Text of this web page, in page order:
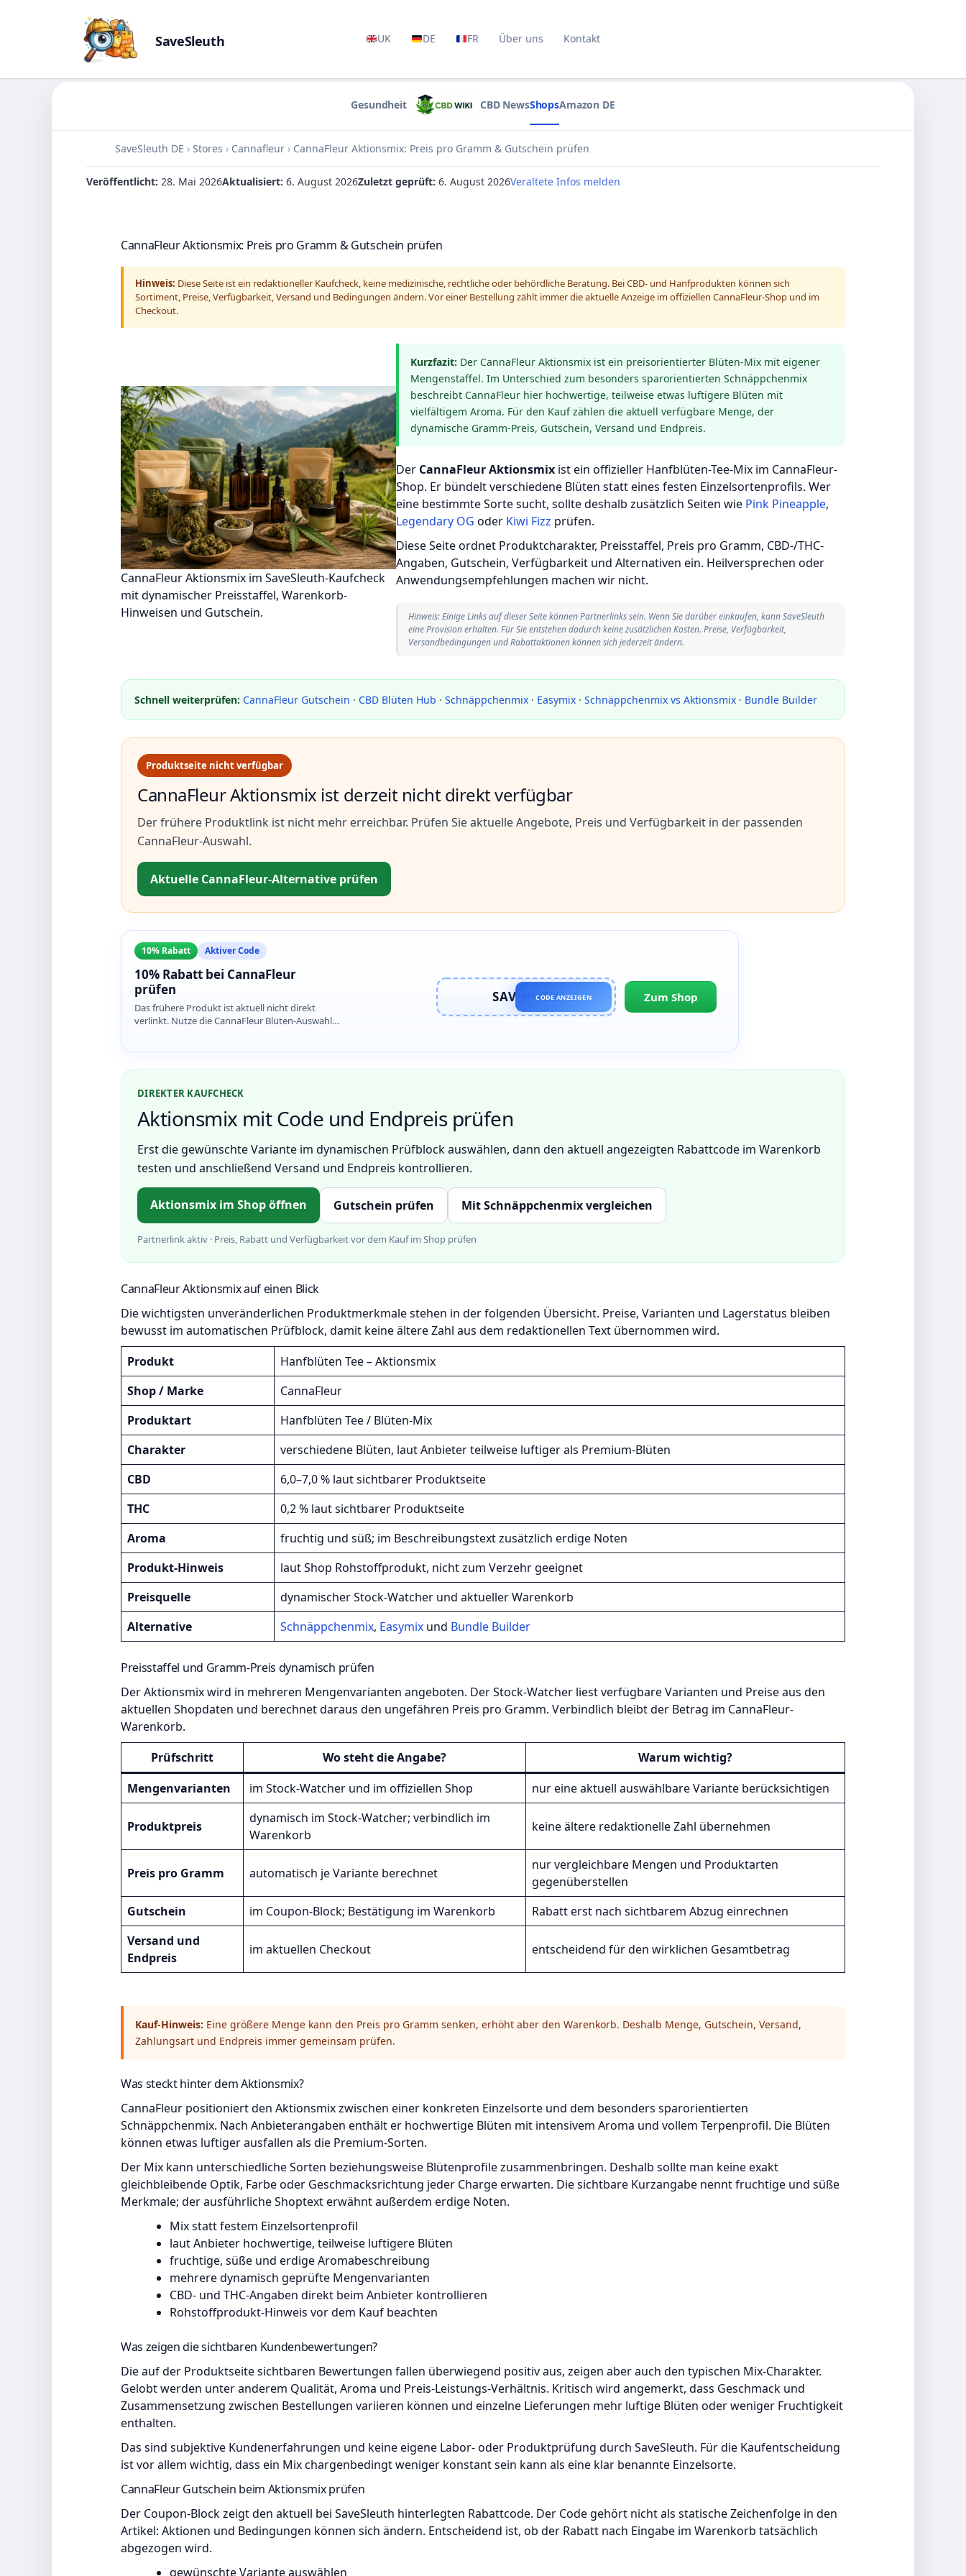
SaveSleuth UK DE FR Über uns Kontakt
GesundheitCBD Wiki CBD NewsShopsAmazon DE
SaveSleuth DE › Stores › Cannafleur › CannaFleur Aktionsmix: Preis pro Gramm & Gutschein prüfen
Veröffentlicht: 28. Mai 2026Aktualisiert: 6. August 2026Zuletzt geprüft: 6. August 2026Veraltete Infos melden
CannaFleur Aktionsmix: Preis pro Gramm & Gutschein prüfen
Hinweis: Diese Seite ist ein redaktioneller Kaufcheck, keine medizinische, rechtliche oder behördliche Beratung. Bei CBD- und Hanfprodukten können sich
Sortiment, Preise, Verfügbarkeit, Versand und Bedingungen ändern. Vor einer Bestellung zählt immer die aktuelle Anzeige im offiziellen CannaFleur-Shop und im
Checkout.
CannaFleur Aktionsmix im SaveSleuth-Kaufcheck
mit dynamischer Preisstaffel, Warenkorb-
Hinweisen und Gutschein.
Kurzfazit: Der CannaFleur Aktionsmix ist ein preisorientierter Blüten-Mix mit eigener
Mengenstaffel. Im Unterschied zum besonders sparorientierten Schnäppchenmix
beschreibt CannaFleur hier hochwertige, teilweise etwas luftigere Blüten mit
vielfältigem Aroma. Für den Kauf zählen die aktuell verfügbare Menge, der
dynamische Gramm-Preis, Gutschein, Versand und Endpreis.
Der CannaFleur Aktionsmix ist ein offizieller Hanfblüten-Tee-Mix im CannaFleur-
Shop. Er bündelt verschiedene Blüten statt eines festen Einzelsortenprofils. Wer
eine bestimmte Sorte sucht, sollte deshalb zusätzlich Seiten wie Pink Pineapple,
Legendary OG oder Kiwi Fizz prüfen.
Diese Seite ordnet Produktcharakter, Preisstaffel, Preis pro Gramm, CBD-/THC-
Angaben, Gutschein, Verfügbarkeit und Alternativen ein. Heilversprechen oder
Anwendungsempfehlungen machen wir nicht.
Hinweis: Einige Links auf dieser Seite können Partnerlinks sein. Wenn Sie darüber einkaufen, kann SaveSleuth
eine Provision erhalten. Für Sie entstehen dadurch keine zusätzlichen Kosten. Preise, Verfügbarkeit,
Versandbedingungen und Rabattaktionen können sich jederzeit ändern.
Schnell weiterprüfen: CannaFleur Gutschein · CBD Blüten Hub · Schnäppchenmix · Easymix · Schnäppchenmix vs Aktionsmix · Bundle Builder
Produktseite nicht verfügbar
CannaFleur Aktionsmix ist derzeit nicht direkt verfügbar
Der frühere Produktlink ist nicht mehr erreichbar. Prüfen Sie aktuelle Angebote, Preis und Verfügbarkeit in der passenden
CannaFleur-Auswahl.
Aktuelle CannaFleur-Alternative prüfen
10% Rabatt Aktiver Code
10% Rabatt bei CannaFleur
prüfen
Das frühere Produkt ist aktuell nicht direkt
verlinkt. Nutze die CannaFleur Blüten-Auswahl
SAV•••••THCODE ANZEIGEN Zum Shop
DIREKTER KAUFCHECK
Aktionsmix mit Code und Endpreis prüfen
Erst die gewünschte Variante im dynamischen Prüfblock auswählen, dann den aktuell angezeigten Rabattcode im Warenkorb
testen und anschließend Versand und Endpreis kontrollieren.
Aktionsmix im Shop öffnen Gutschein prüfen Mit Schnäppchenmix vergleichen
Partnerlink aktiv · Preis, Rabatt und Verfügbarkeit vor dem Kauf im Shop prüfen
CannaFleur Aktionsmix auf einen Blick
Die wichtigsten unveränderlichen Produktmerkmale stehen in der folgenden Übersicht. Preise, Varianten und Lagerstatus bleiben
bewusst im automatischen Prüfblock, damit keine ältere Zahl aus dem redaktionellen Text übernommen wird.
Produkt
Hanfblüten Tee – Aktionsmix
Shop / Marke
CannaFleur
Produktart
Hanfblüten Tee / Blüten-Mix
Charakter
verschiedene Blüten, laut Anbieter teilweise luftiger als Premium-Blüten
CBD
6,0–7,0 % laut sichtbarer Produktseite
THC
0,2 % laut sichtbarer Produktseite
Aroma
fruchtig und süß; im Beschreibungstext zusätzlich erdige Noten
Produkt-Hinweis
laut Shop Rohstoffprodukt, nicht zum Verzehr geeignet
Preisquelle
dynamischer Stock-Watcher und aktueller Warenkorb
Alternative
Schnäppchenmix, Easymix und Bundle Builder
Preisstaffel und Gramm-Preis dynamisch prüfen
Der Aktionsmix wird in mehreren Mengenvarianten angeboten. Der Stock-Watcher liest verfügbare Varianten und Preise aus den
aktuellen Shopdaten und berechnet daraus den ungefähren Preis pro Gramm. Verbindlich bleibt der Betrag im CannaFleur-
Warenkorb.
Prüfschritt
Wo steht die Angabe?
Warum wichtig?
Mengenvarianten
im Stock-Watcher und im offiziellen Shop nur eine aktuell auswählbare Variante berücksichtigen
Produktpreis
dynamisch im Stock-Watcher; verbindlich im
Warenkorb
keine ältere redaktionelle Zahl übernehmen
Preis pro Gramm automatisch je Variante berechnet
nur vergleichbare Mengen und Produktarten
gegenüberstellen
Gutschein
im Coupon-Block; Bestätigung im Warenkorb
Rabatt erst nach sichtbarem Abzug einrechnen
Versand und
Endpreis
im aktuellen Checkout entscheidend für den wirklichen Gesamtbetrag
Kauf-Hinweis: Eine größere Menge kann den Preis pro Gramm senken, erhöht aber den Warenkorb. Deshalb Menge, Gutschein, Versand,
Zahlungsart und Endpreis immer gemeinsam prüfen.
Was steckt hinter dem Aktionsmix?
CannaFleur positioniert den Aktionsmix zwischen einer konkreten Einzelsorte und dem besonders sparorientierten
Schnäppchenmix. Nach Anbieterangaben enthält er hochwertige Blüten mit intensivem Aroma und vollem Terpenprofil. Die Blüten
können etwas luftiger ausfallen als die Premium-Sorten.
Der Mix kann unterschiedliche Sorten beziehungsweise Blütenprofile zusammenbringen. Deshalb sollte man keine exakt
gleichbleibende Optik, Farbe oder Geschmacksrichtung jeder Charge erwarten. Die sichtbare Kurzangabe nennt fruchtige und süße
Merkmale; der ausführliche Shoptext erwähnt außerdem erdige Noten.
Mix statt festem Einzelsortenprofil
laut Anbieter hochwertige, teilweise luftigere Blüten
fruchtige, süße und erdige Aromabeschreibung
mehrere dynamisch geprüfte Mengenvarianten
CBD- und THC-Angaben direkt beim Anbieter kontrollieren
Rohstoffprodukt-Hinweis vor dem Kauf beachten
Was zeigen die sichtbaren Kundenbewertungen?
Die auf der Produktseite sichtbaren Bewertungen fallen überwiegend positiv aus, zeigen aber auch den typischen Mix-Charakter.
Gelobt werden unter anderem Qualität, Aroma und Preis-Leistungs-Verhältnis. Kritisch wird angemerkt, dass Geschmack und
Zusammensetzung zwischen Bestellungen variieren können und einzelne Lieferungen mehr luftige Blüten oder weniger Fruchtigkeit
enthalten.
Das sind subjektive Kundenerfahrungen und keine eigene Labor- oder Produktprüfung durch SaveSleuth. Für die Kaufentscheidung
ist vor allem wichtig, dass ein Mix chargenbedingt weniger konstant sein kann als eine klar benannte Einzelsorte.
CannaFleur Gutschein beim Aktionsmix prüfen
Der Coupon-Block zeigt den aktuell bei SaveSleuth hinterlegten Rabattcode. Der Code gehört nicht als statische Zeichenfolge in den
Artikel: Aktionen und Bedingungen können sich ändern. Entscheidend ist, ob der Rabatt nach Eingabe im Warenkorb tatsächlich
abgezogen wird.
gewünschte Variante auswählen